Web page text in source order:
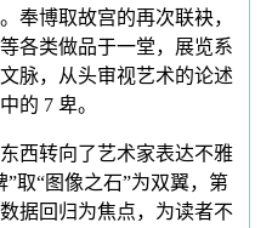
奉博取故宫的再次联袂，
各类做品于一堂，展览系
脉，从头审视艺术的论述
的 7 卑。
转向了艺术家表达不雅
取“图像之石”为双翼，第
据回归为焦点，为读者不